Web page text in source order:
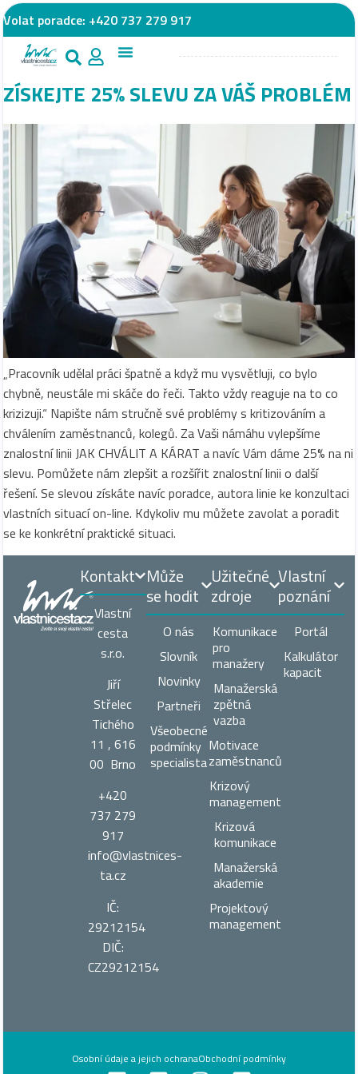
Volat poradce: +420 737 279 917
ZÍSKEJTE 25% SLEVU ZA VÁŠ PROBLÉM
„Pracovník udělal práci špatně a když mu vysvětluji, co bylo
chybně, neustále mi skáče do řeči. Takto vždy reaguje na to co
krizizuji.“ Napište nám stručně své problémy s kritizováním a
chválením zaměstnanců, kolegů. Za Vaši námáhu vylepšíme
znalostní linii JAK CHVÁLIT A KÁRAT a navíc Vám dáme 25% na ni
slevu. Pomůžete nám zlepšit a rozšířit znalostní linii o další
řešení. Se slevou získáte navíc poradce, autora linie ke konzultaci
vlastních situací on-line. Kdykoliv mu můžete zavolat a poradit
se ke konkrétní praktické situaci.
Může
se hodit
O nás
Slovník
Novinky
Partneři
Všeobecné
podmínky
specialista
Užitečné
zdroje
Komunikace
pro
manažery
Manažerská
zpětná
vazba
Motivace
zaměstnanců
Krizový
management
Krizová
komunikace
Manažerská
akademie
Projektový
management
Vlastní
poznání
Portál
Kalkulátor
kapacit
Kontakt
Vlastní
cesta
s.r.o.
Jiří
Střelec
Tichého
11 , 616
00 Brno
+420
737 279
917
info@vlastnices­
ta.cz
IČ:
29212154
DIČ:
CZ29212154
Osobní údaje a jejich ochranaObchodní podmínky